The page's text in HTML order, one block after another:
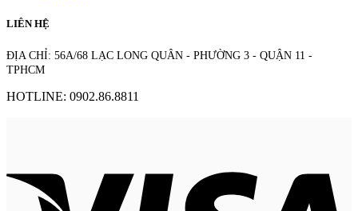
LIÊN HỆ
ĐỊA CHỈ: 56A/68 LẠC LONG QUÂN - PHƯỜNG 3 - QUẬN 11 -
TPHCM
HOTLINE: 0902.86.8811